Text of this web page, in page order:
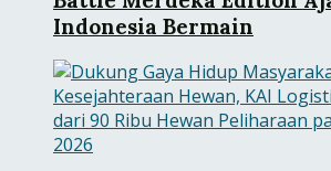
Indonesia Bermain